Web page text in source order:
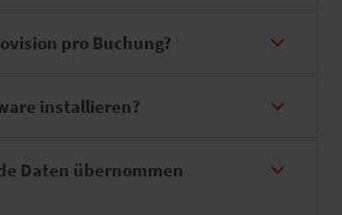
pro Buchung?
installieren?
Daten übernommen